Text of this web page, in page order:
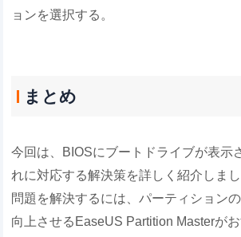
ョンを選択する。
まとめ
今回は、BIOSにブートドライブが表示
れに対応する解決策を詳しく紹介しま
問題を解決するには、パーティション
向上させるEaseUS Partition Masterが